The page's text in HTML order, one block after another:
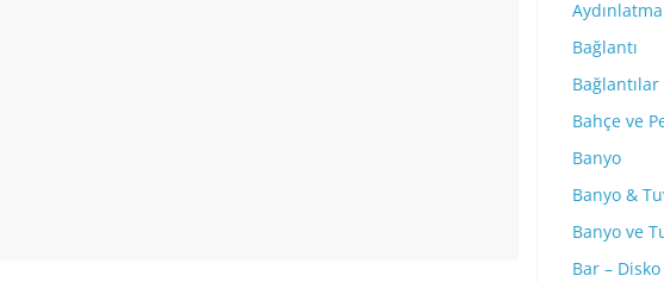
Aydınlatma
Bağlantı
Bağlantılar
Bahçe ve
Banyo
Banyo &
Banyo ve
Bar – Disko